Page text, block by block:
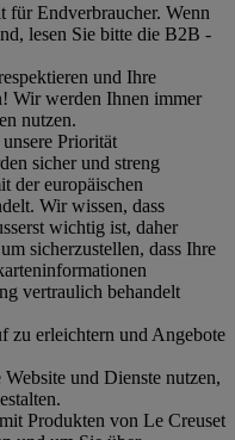
für Endverbraucher. Wenn
lesen Sie bitte die B2B -
und Ihre
Wir werden Ihnen immer
nutzen.
Priorität
sicher und streng
der europäischen
Wir wissen, dass
wichtig ist, daher
sicherzustellen, dass Ihre
vertraulich behandelt
zu erleichtern und Angebote
und Dienste nutzen,
Produkten von Le Creuset